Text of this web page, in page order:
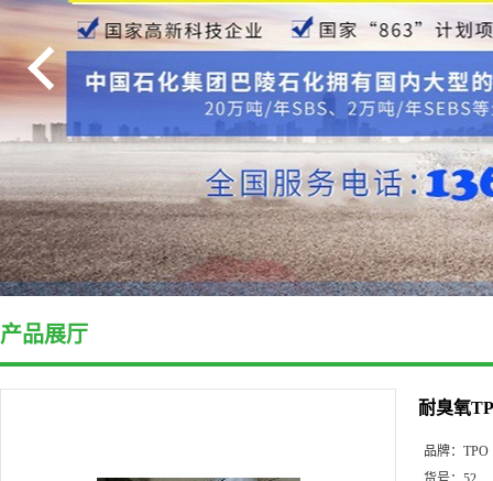
产品展厅
耐臭氧
品牌： TPO